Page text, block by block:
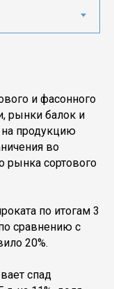
и фасонного
рынки балок и
продукцию
во
рынка сортового
по итогам 3
сравнению с
20%.
спад